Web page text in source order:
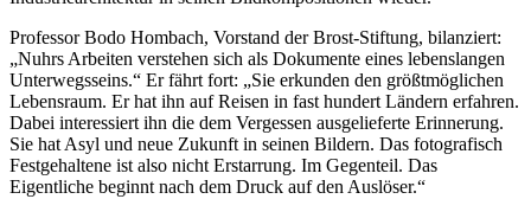
Professor Bodo Hombach, Vorstand der Brost-Stiftung, bilanziert:
„Nuhrs Arbeiten verstehen sich als Dokumente eines lebenslangen
Unterwegsseins.“ Er fährt fort: „Sie erkunden den größtmöglichen
Lebensraum. Er hat ihn auf Reisen in fast hundert Ländern erfahren.
Dabei interessiert ihn die dem Vergessen ausgelieferte Erinnerung.
Sie hat Asyl und neue Zukunft in seinen Bildern. Das fotografisch
Festgehaltene ist also nicht Erstarrung. Im Gegenteil. Das
Eigentliche beginnt nach dem Druck auf den Auslöser.“